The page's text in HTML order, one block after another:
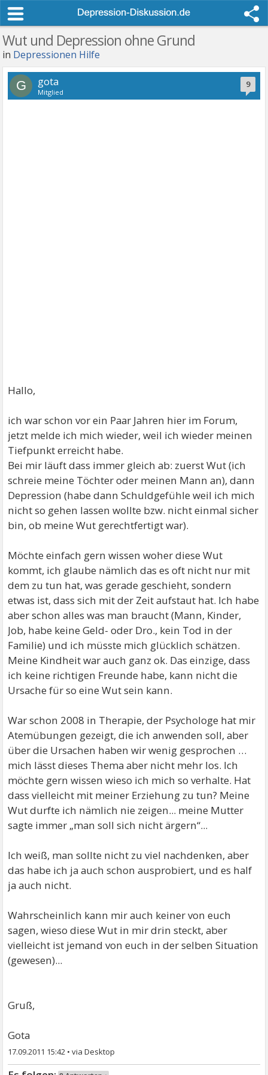
Wut und Depression ohne Grund
in Depressionen Hilfe
9
G gota
Mitglied
Hallo,
ich war schon vor ein Paar Jahren hier im Forum,
jetzt melde ich mich wieder, weil ich wieder meinen
Tiefpunkt erreicht habe.
Bei mir läuft dass immer gleich ab: zuerst Wut (ich
schreie meine Töchter oder meinen Mann an), dann
Depression (habe dann Schuldgefühle weil ich mich
nicht so gehen lassen wollte bzw. nicht einmal sicher
bin, ob meine Wut gerechtfertigt war).
Möchte einfach gern wissen woher diese Wut
kommt, ich glaube nämlich das es oft nicht nur mit
dem zu tun hat, was gerade geschieht, sondern
etwas ist, dass sich mit der Zeit aufstaut hat. Ich habe
aber schon alles was man braucht (Mann, Kinder,
Job, habe keine Geld- oder Dro., kein Tod in der
Familie) und ich müsste mich glücklich schätzen.
Meine Kindheit war auch ganz ok. Das einzige, dass
ich keine richtigen Freunde habe, kann nicht die
Ursache für so eine Wut sein kann.
War schon 2008 in Therapie, der Psychologe hat mir
Atemübungen gezeigt, die ich anwenden soll, aber
über die Ursachen haben wir wenig gesprochen …
mich lässt dieses Thema aber nicht mehr los. Ich
möchte gern wissen wieso ich mich so verhalte. Hat
dass vielleicht mit meiner Erziehung zu tun? Meine
Wut durfte ich nämlich nie zeigen... meine Mutter
sagte immer „man soll sich nicht ärgern“...
Ich weiß, man sollte nicht zu viel nachdenken, aber
das habe ich ja auch schon ausprobiert, und es half
ja auch nicht.
Wahrscheinlich kann mir auch keiner von euch
sagen, wieso diese Wut in mir drin steckt, aber
vielleicht ist jemand von euch in der selben Situation
(gewesen)...
Gruß,
Gota
17.09.2011 15:42 •